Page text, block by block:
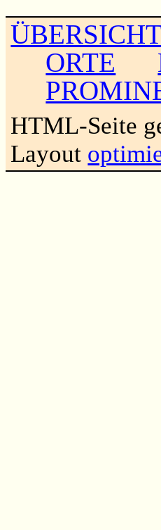
ORTE
HTML-Seite
Layout